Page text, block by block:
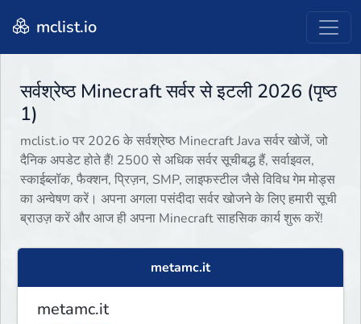
mclist.io
सर्वश्रेष्ठ Minecraft सर्वर से इटली 2026 (पृष्ठ
1)
mclist.io पर 2026 के सर्वश्रेष्ठ Minecraft Java सर्वर खोजें, जो
दैनिक अपडेट होते हैं! 2500 से अधिक सर्वर सूचीबद्ध हैं, सर्वाइवल,
स्काईब्लॉक, फैक्शन, प्रिज़न, SMP, लाइफस्टील जैसे विविध गेम मोड्स
का अन्वेषण करें। अपना अगला पसंदीदा सर्वर खोजने के लिए हमारी सूची
ब्राउज़ करें और आज ही अपना Minecraft साहसिक कार्य शुरू करें!
metamc.it
metamc.it